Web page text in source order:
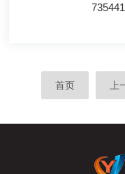
首页 上